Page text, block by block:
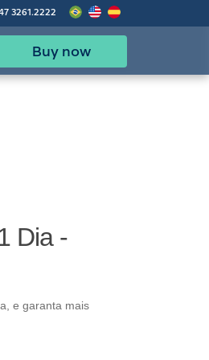
3261.2222
Buy now
Dia -
e garanta mais